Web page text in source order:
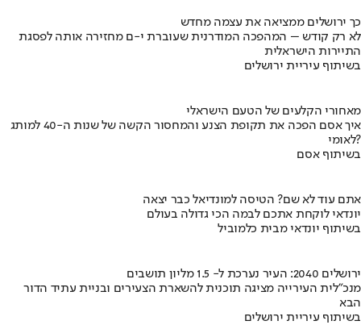
כך ירושלים ממציאה את עצמה מחדש
לא רק קודש – המהפכה המודרנית שעוברת י-ם מחזירה אותה לפסגת
התיירות הישראלית
בשיתוף עיריית ירושלים
מאחורי הקלעים של הטעם הישראלי
איך אסם הפכה את תקופת הצנע והמחסור הקשה של שנות ה-40 למותג
לאומי?
בשיתוף אסם
אתם עוד לא שם? הטיסה למונדיאל כבר יצאה
יונדאי לוקחת אתכם לבמה הכי גדולה בעולם
בשיתוף יונדאי מבית כלמוביל
ירושלים 2040: העיר נערכת ל- 1.5 מליון תושבים
מנכ"לית העירייה מציגה תוכנית להשארת הצעירים ובניית עתיד הדור
הבא
בשיתוף עיריית ירושלים